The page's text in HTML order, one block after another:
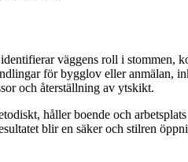
väggens roll i stommen,
för bygglov eller anmälan,
och återställning av ytskikt.
håller boende och
blir en säker och stilren